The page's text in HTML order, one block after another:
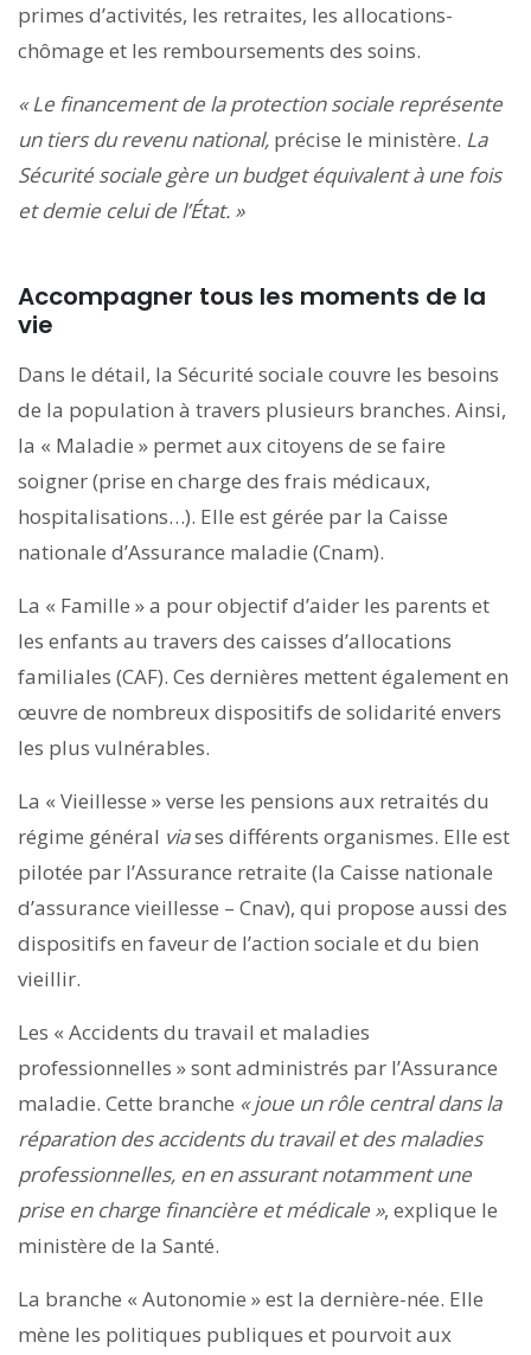
primes d’activités, les retraites, les allocations-
chômage et les remboursements des soins.
« Le financement de la protection sociale représente
un tiers du revenu national, précise le ministère. La
Sécurité sociale gère un budget équivalent à une fois
et demie celui de l’État. »
Accompagner tous les moments de la
vie
Dans le détail, la Sécurité sociale couvre les besoins
de la population à travers plusieurs branches. Ainsi,
la « Maladie » permet aux citoyens de se faire
soigner (prise en charge des frais médicaux,
hospitalisations…). Elle est gérée par la Caisse
nationale d’Assurance maladie (Cnam).
La « Famille » a pour objectif d’aider les parents et
les enfants au travers des caisses d’allocations
familiales (CAF). Ces dernières mettent également en
œuvre de nombreux dispositifs de solidarité envers
les plus vulnérables.
La « Vieillesse » verse les pensions aux retraités du
régime général viases différents organismes. Elle est
pilotée par l’Assurance retraite (la Caisse nationale
d’assurance vieillesse – Cnav), qui propose aussi des
dispositifs en faveur de l’action sociale et du bien
vieillir.
Les « Accidents du travail et maladies
professionnelles » sont administrés par l’Assurance
maladie. Cette branche « joue un rôle central dans la
réparation des accidents du travail et des maladies
professionnelles, en en assurant notamment une
prise en charge financière et médicale », explique le
ministère de la Santé.
La branche « Autonomie » est la dernière-née. Elle
mène les politiques publiques et pourvoit aux